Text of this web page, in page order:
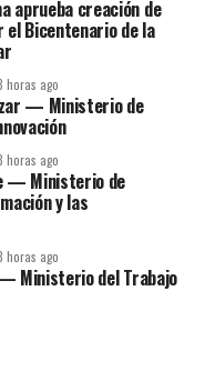
aprueba creación de
Bicentenario de la
horas ago
— Ministerio de
horas ago
— Ministerio de
y las
horas ago
Ministerio del Trabajo